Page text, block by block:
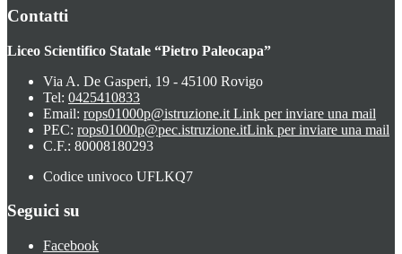
Contatti
Liceo Scientifico Statale “Pietro Paleocapa”
Via A. De Gasperi, 19 - 45100 Rovigo
Tel: 0425410833
Email: rops01000p@istruzione.it Link per inviare una mail
PEC: rops01000p@pec.istruzione.itLink per inviare una mail
C.F.: 80008180293
Codice univoco UFLKQ7
Seguici su
Facebook